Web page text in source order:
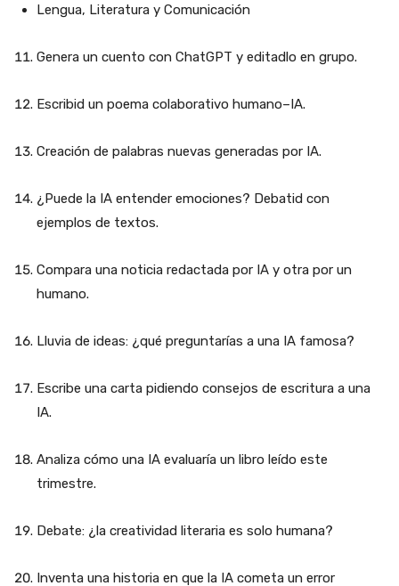
Lengua, Literatura y Comunicación
Genera un cuento con ChatGPT y editadlo en grupo.
Escribid un poema colaborativo humano–IA.
Creación de palabras nuevas generadas por IA.
¿Puede la IA entender emociones? Debatid con
ejemplos de textos.
Compara una noticia redactada por IA y otra por un
humano.
Lluvia de ideas: ¿qué preguntarías a una IA famosa?
Escribe una carta pidiendo consejos de escritura a una
IA.
Analiza cómo una IA evaluaría un libro leído este
trimestre.
Debate: ¿la creatividad literaria es solo humana?
Inventa una historia en que la IA cometa un error